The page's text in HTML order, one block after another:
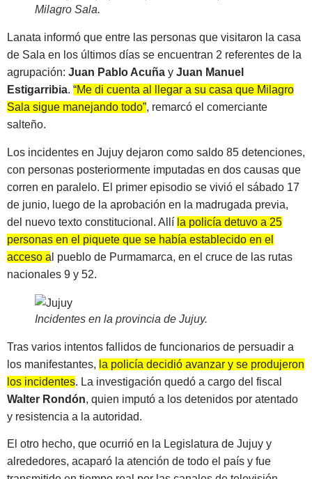
Milagro Sala.
Lanata informó que entre las personas que visitaron la casa
de Sala en los últimos días se encuentran 2 referentes de la
agrupación: Juan Pablo Acuña y Juan Manuel
Estigarribia. “Me di cuenta al llegar a su casa que Milagro
Sala sigue manejando todo”, remarcó el comerciante
salteño.
Los incidentes en Jujuy dejaron como saldo 85 detenciones,
con personas posteriormente imputadas en dos causas que
corren en paralelo. El primer episodio se vivió el sábado 17
de junio, luego de la aprobación en la madrugada previa,
del nuevo texto constitucional. Allí la policía detuvo a 25
personas en el piquete que se había establecido en el
acceso al pueblo de Purmamarca, en el cruce de las rutas
nacionales 9 y 52.
Incidentes en la provincia de Jujuy.
Tras varios intentos fallidos de funcionarios de persuadir a
los manifestantes, la policía decidió avanzar y se produjeron
los incidentes. La investigación quedó a cargo del fiscal
Walter Rondón, quien imputó a los detenidos por atentado
y resistencia a la autoridad.
El otro hecho, que ocurrió en la Legislatura de Jujuy y
alrededores, acaparó la atención de todo el país y fue